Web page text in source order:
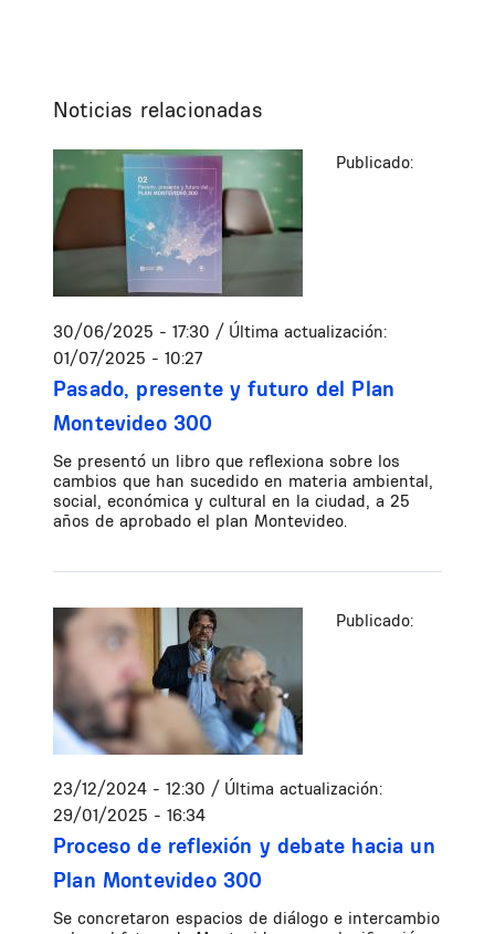
Noticias relacionadas
Publicado:
30/06/2025 - 17:30 / Última actualización:
01/07/2025 - 10:27
Pasado, presente y futuro del Plan
Montevideo 300
Se presentó un libro que reflexiona sobre los
cambios que han sucedido en materia ambiental,
social, económica y cultural en la ciudad, a 25
años de aprobado el plan Montevideo.
Publicado:
23/12/2024 - 12:30 / Última actualización:
29/01/2025 - 16:34
Proceso de reflexión y debate hacia un
Plan Montevideo 300
Se concretaron espacios de diálogo e intercambio